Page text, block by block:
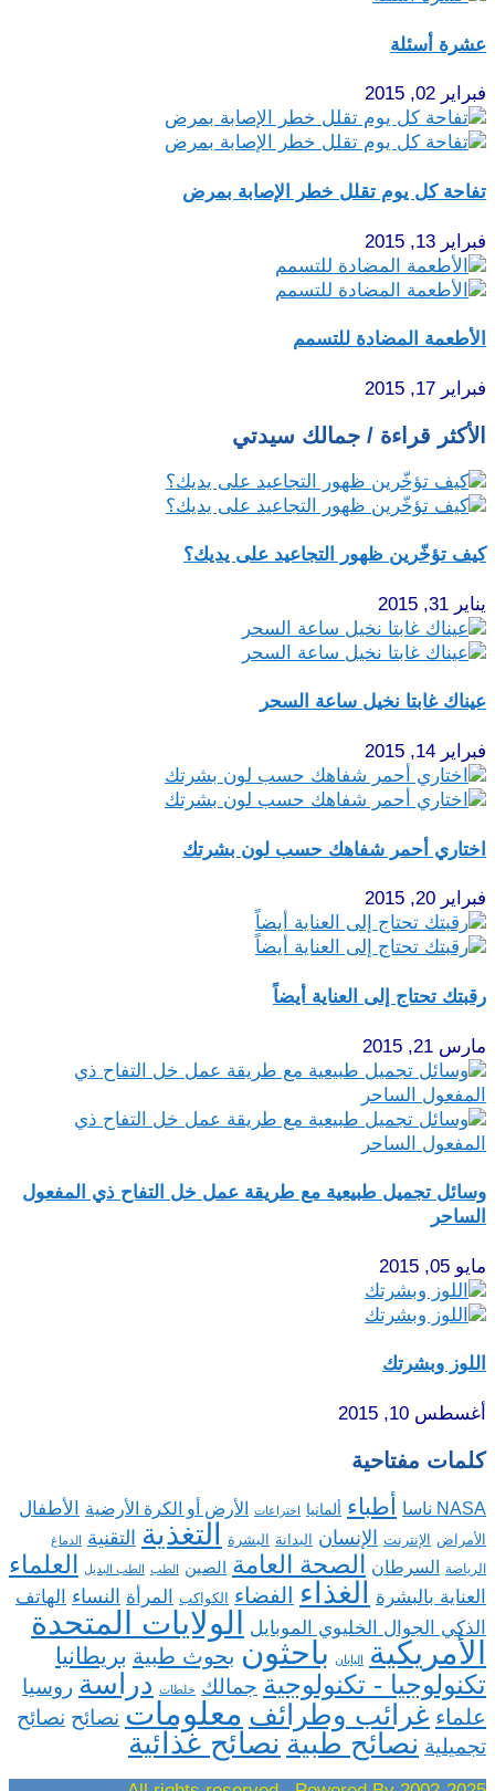
عشرة أسئلة
فبراير 02, 2015
تفاحة كل يوم تقلل خطر الإصابة بمرض
فبراير 13, 2015
الأطعمة المضادة للتسمم
فبراير 17, 2015
الأكثر قراءة / جمالك سيدتي
كيف تؤخّرين ظهور التجاعيد على يديك؟
يناير 31, 2015
عيناك غابتا نخيل ساعة السحر
فبراير 14, 2015
اختاري أحمر شفاهك حسب لون بشرتك
فبراير 20, 2015
رقبتك تحتاج إلى العناية أيضاً
مارس 21, 2015
وسائل تجميل طبيعية مع طريقة عمل خل التفاح ذي المفعول
الساحر
مايو 05, 2015
اللوز وبشرتك
أغسطس 10, 2015
كلمات مفتاحية
NASA ناسا أطباء ألمانيا اختراعات الأرض أو الكرة الأرضية الأطفال
الأمراض الإنترنت الإنسان البدانة البشرة التغذية التقنية الدماغ
الرياضة السرطان الصحة العامة الصين الطب الطب البديل العلماء
العناية بالبشرة الغذاء الفضاء الكواكب المرأة النساء
الهاتف
الذكي الجوال الخليوي الموبايل
الولايات المتحدة
الأمريكية
اليابان باحثون بحوث طبية بريطانيا
تكنولوجيا - تكنولوجية جمالك خلطات دراسة روسيا
علماء غرائب وطرائف معلومات نصائح نصائح
تجميلية نصائح طبية نصائح غذائية